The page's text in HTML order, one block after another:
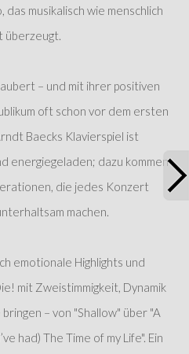
musikalisch wie menschlich
überzeugt.
– und mit ihrer positiven
oft schon vor dem ersten
Baecks Klavierspiel ist
energiegeladen; dazu kommen
die jedes Konzert
machen.
emotionale Highlights und
mit Zweistimmigkeit, Dynamik
– von "Shallow" über "A
had) The Time of my Life". Ein